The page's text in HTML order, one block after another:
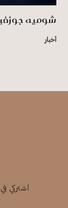
شوميه جوزفين 2026.. قوة
أخبار
اشتركي